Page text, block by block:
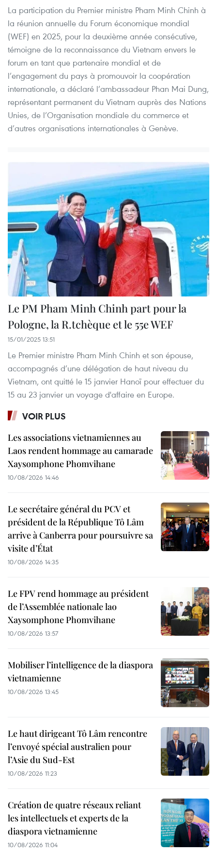
La participation du Premier ministre Pham Minh Chinh à
la réunion annuelle du Forum économique mondial
(WEF) en 2025, pour la deuxième année consécutive,
témoigne de la reconnaissance du Vietnam envers le
forum en tant que partenaire mondial et de
l’engagement du pays à promouvoir la coopération
internationale, a déclaré l’ambassadeur Phan Mai Dung,
représentant permanent du Vietnam auprès des Nations
Unies, de l’Organisation mondiale du commerce et
d’autres organisations internationales à Genève.
Le PM Pham Minh Chinh part pour la
Pologne, la R.tchèque et le 55e WEF
15/01/2025 13:51
Le Premier ministre Pham Minh Chinh et son épouse,
accompagnés d’une délégation de haut niveau du
Vietnam, ont quitté le 15 janvier Hanoï pour effectuer du
15 au 23 janvier un voyage d'affaire en Europe.
VOIR PLUS
Les associations vietnamiennes au
Laos rendent hommage au camarade
Xaysomphone Phomvihane
10/08/2026 14:46
Le secrétaire général du PCV et
président de la République Tô Lâm
arrive à Canberra pour poursuivre sa
visite d’État
10/08/2026 14:35
Le FPV rend hommage au président
de l’Assemblée nationale lao
Xaysomphone Phomvihane
10/08/2026 13:57
Mobiliser l’intelligence de la diaspora
vietnamienne
10/08/2026 13:45
Le haut dirigeant Tô Lâm rencontre
l’envoyé spécial australien pour
l’Asie du Sud-Est
10/08/2026 11:23
Création de quatre réseaux reliant
les intellectuels et experts de la
diaspora vietnamienne
10/08/2026 11:04